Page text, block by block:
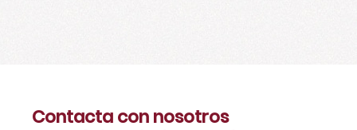
Contacta con nosotros